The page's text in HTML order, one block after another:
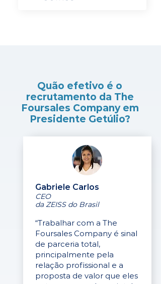
Quão efetivo é o
recrutamento da The
Foursales Company em
Presidente Getúlio?
Gabriele Carlos
CEO
da ZEISS do Brasil
“Trabalhar com a The
Foursales Company é sinal
de parceria total,
principalmente pela
relação profissional e a
proposta de valor que eles